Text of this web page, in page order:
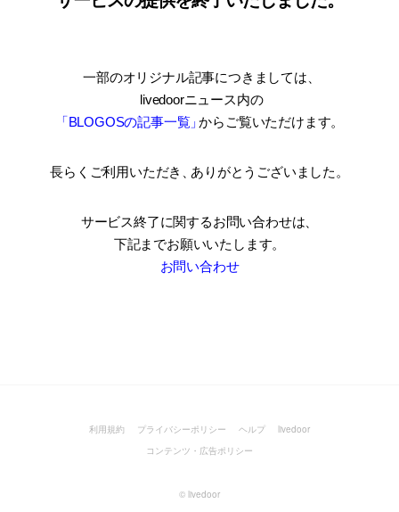
一部のオリジナル記事につきましては
livedoorニュース内の
「BLOGOSの記事一覧」からご覧いただけます。
長らくご利用いただき ありがとうございました。
サービス終了に関するお問い合わせは、
下記までお願いいたします。
お問い合わせ
利用規約 プライバシーポリシー ヘルプ
livedoor
コンテンツ・広告ポリシー
© livedoor